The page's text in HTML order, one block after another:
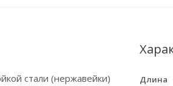
стали (нержавейки)
Длина